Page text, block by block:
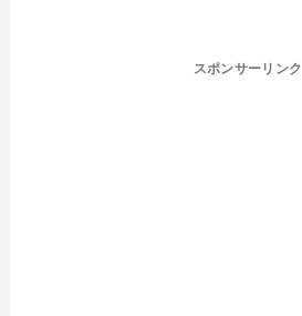
スポンサーリンク